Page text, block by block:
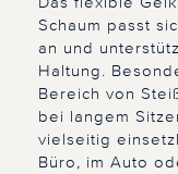
Schaum passt
an und
Haltung.
Bereich von
bei langem
vielseitig
Büro, im Auto